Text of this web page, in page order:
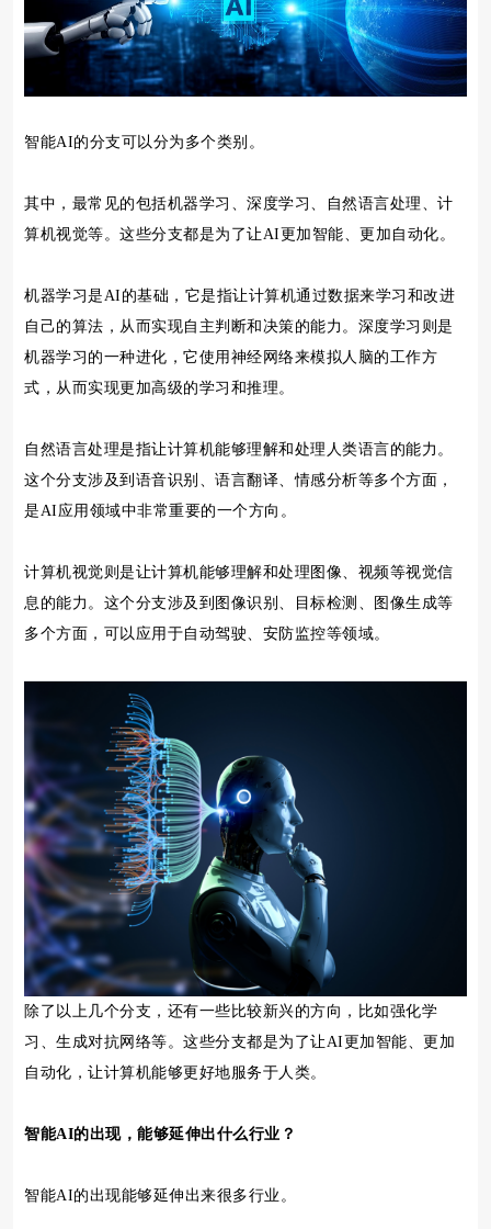
智能AI的分支可以分为多个类别。
其中，最常见的包括机器学习、深度学习、自然语言处理、计
算机视觉等。这些分支都是为了让AI更加智能、更加自动化。
机器学习是AI的基础，它是指让计算机通过数据来学习和改进
自己的算法，从而实现自主判断和决策的能力。深度学习则是
机器学习的一种进化，它使用神经网络来模拟人脑的工作方
式，从而实现更加高级的学习和推理。
自然语言处理是指让计算机能够理解和处理人类语言的能力。
这个分支涉及到语音识别、语言翻译、情感分析等多个方面，
是AI应用领域中非常重要的一个方向。
计算机视觉则是让计算机能够理解和处理图像、视频等视觉信
息的能力。这个分支涉及到图像识别、目标检测、图像生成等
多个方面，可以应用于自动驾驶、安防监控等领域。
除了以上几个分支，还有一些比较新兴的方向，比如强化学
习、生成对抗网络等。这些分支都是为了让AI更加智能、更加
自动化，让计算机能够更好地服务于人类。
智能AI的出现，能够延伸出什么行业？
智能AI的出现能够延伸出来很多行业。